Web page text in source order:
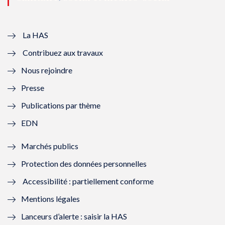
l
l
f
n
ê
t
r
e
e
n
ê
ê
t
ê
La HAS
Contribuez aux travaux
Nous rejoindre
Presse
Publications par thème
EDN
Marchés publics
Protection des données personnelles
Accessibilité : partiellement conforme
Mentions légales
Lanceurs d’alerte : saisir la HAS